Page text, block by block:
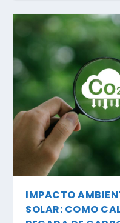
IMPACTO
SOLAR: COMO